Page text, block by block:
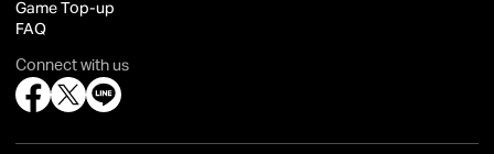
Game Top-up
FAQ
Connect with us